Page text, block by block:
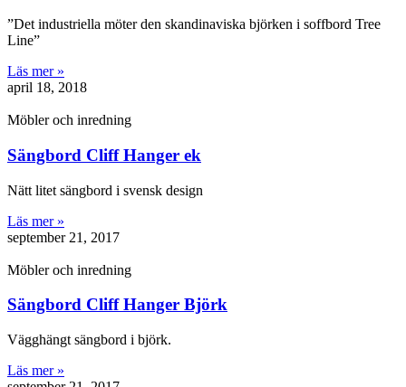
”Det industriella möter den skandinaviska björken i soffbord Tree
Line”
Läs mer »
april 18, 2018
Möbler och inredning
Sängbord Cliff Hanger ek
Nätt litet sängbord i svensk design
Läs mer »
september 21, 2017
Möbler och inredning
Sängbord Cliff Hanger Björk
Vägghängt sängbord i björk.
Läs mer »